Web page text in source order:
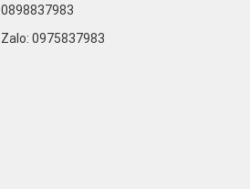
0898837983
Zalo: 0975837983